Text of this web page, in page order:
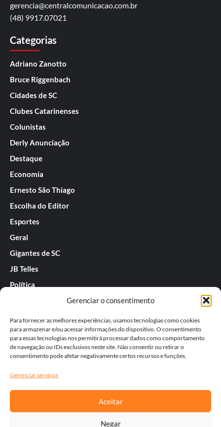
Gerenciar o consentimento
Para fornecer as melhores experiências, usamos tecnologias como cookies
para armazenar e/ou acessar informações do dispositivo. O consentimento
para essas tecnologias nos permitirá processar dados como comportamento
de navegação ou IDs exclusivos neste site. Não consentir ou retirar o
consentimento pode afetar negativamente certos recursos e funções.
Gerenciar serviços
Aceitar
Negar
gerencia@centralcomunicacao.com.br
(48) 9917.07021
Categorias
Adriano Zanotto
Bruce Riggenbach
Cidades de SC
Clubes Catarinenses
Colunistas
Derly Anunciação
Destaque
Economia
Ernesto São Thiago
Escolha do Editor
Esportes
Geral
Gigantes de SC
JB Telles
Política
Rafael Guarnieri
Séries
Tatiana
Werner Zotz